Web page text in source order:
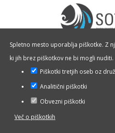
Spletno mesto uporablja piškotke. Z
ki jih brez piškotkov ne bi mogli nuditi.
Piškotki tretjih oseb oz
Analitični piškotki
Obvezni piškotki
Več o piškotkih
T: 01 36 26 226,
M:041